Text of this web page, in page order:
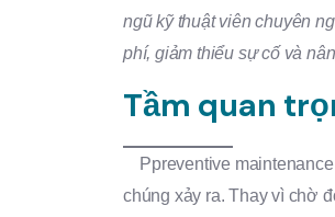
ngũ kỹ thuật viên chuyên
phí, giảm thiểu sự cố và
Tầm quan
Ppreventive
chúng xảy ra. Thay vì chờ